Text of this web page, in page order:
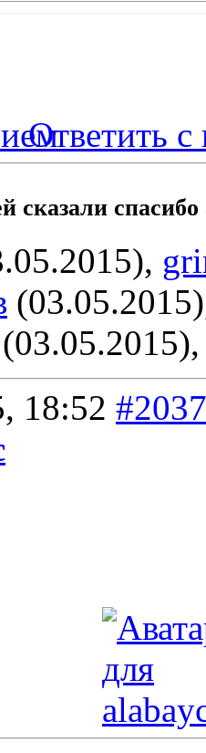
Ответить с
сказали
18:52 #2037